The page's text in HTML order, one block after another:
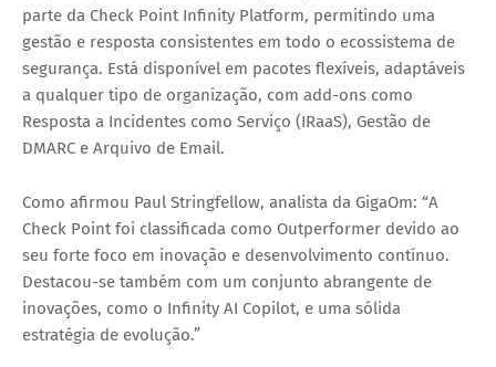
parte da Check Point Infinity Platform, permitindo uma
gestão e resposta consistentes em todo o ecossistema de
segurança. Está disponível em pacotes flexíveis, adaptáveis
a qualquer tipo de organização, com add-ons como
Resposta a Incidentes como Serviço (IRaaS), Gestão de
DMARC e Arquivo de Email.
Como afirmou Paul Stringfellow, analista da GigaOm: “A
Check Point foi classificada como Outperformer devido ao
seu forte foco em inovação e desenvolvimento contínuo.
Destacou-se também com um conjunto abrangente de
inovações, como o Infinity AI Copilot, e uma sólida
estratégia de evolução.”